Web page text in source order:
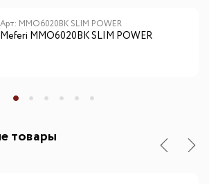
Арт: MMO6020BK SLIM POWER
Meferi MMO6020BK SLIM POWER
товары